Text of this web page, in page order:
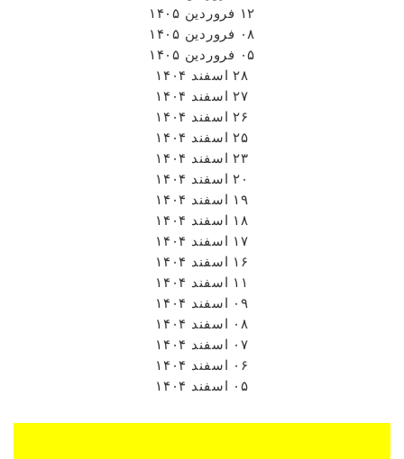
۱۲ فروردین ۱۴۰۵
۰۸ فروردین ۱۴۰۵
۰۵ فروردین ۱۴۰۵
۲۸ اسفند ۱۴۰۴
۲۷ اسفند ۱۴۰۴
۲۶ اسفند ۱۴۰۴
۲۵ اسفند ۱۴۰۴
۲۳ اسفند ۱۴۰۴
۲۰ اسفند ۱۴۰۴
۱۹ اسفند ۱۴۰۴
۱۸ اسفند ۱۴۰۴
۱۷ اسفند ۱۴۰۴
۱۶ اسفند ۱۴۰۴
۱۱ اسفند ۱۴۰۴
۰۹ اسفند ۱۴۰۴
۰۸ اسفند ۱۴۰۴
۰۷ اسفند ۱۴۰۴
۰۶ اسفند ۱۴۰۴
۰۵ اسفند ۱۴۰۴